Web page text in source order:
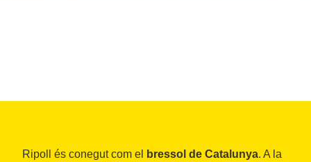
Ripoll és conegut com el bressol de Catalunya. A la